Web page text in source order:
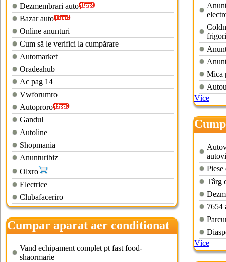
Dezmembrari auto
Bazar auto
Online anunturi
Cum să le verifici la cumpărare
Automarket
Oradeahub
Ac pag 14
Vwforumro
Autoproro
Gandul
Autoline
Shopmania
Anunturibiz
Olxro
Electrice
Clubafaceriro
Cumpar aparat aer conditionat
second hand
Vand echipament complet pt fast food-
shaormarie
Mica
Více
Piese
Târg
7654
Více